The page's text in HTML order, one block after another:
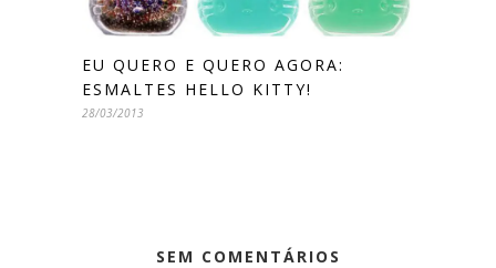
EU QUERO E QUERO AGORA:
ESMALTES HELLO KITTY!
28/03/2013
SEM COMENTÁRIOS